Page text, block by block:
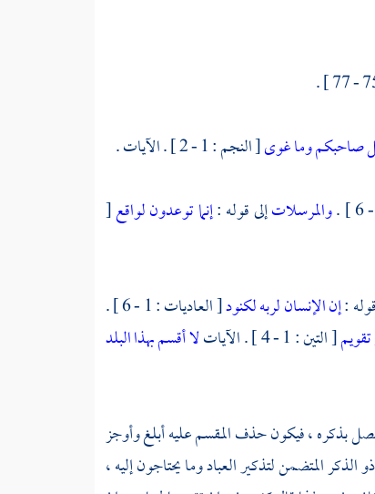
صاحبكم وما غوى[ النجم : 1 - 2 ] . الآيات .
والمرسلاتإلى قوله :إنما توعدون لواقع[
:إن الإنسان لربه لكنود[ العاديات : 1 - 6 ] .
[ التين : 1 - 4 ] . الآيات
لا أقسم بهذا البلد
بذكره ، فيكون حذف المقسم عليه أبلغ وأوجز
الذكر المتضمن لتذكير العباد وما يحتاجون إليه ،